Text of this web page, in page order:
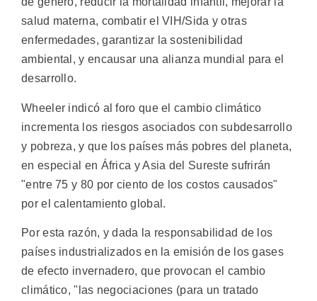
salud materna, combatir el VIH/Sida y otras
enfermedades, garantizar la sostenibilidad
ambiental, y encausar una alianza mundial para el
desarrollo.
Wheeler indicó al foro que el cambio climático
incrementa los riesgos asociados con subdesarrollo
y pobreza, y que los países más pobres del planeta,
en especial en África y Asia del Sureste sufrirán
"entre 75 y 80 por ciento de los costos causados"
por el calentamiento global.
Por esta razón, y dada la responsabilidad de los
países industrializados en la emisión de los gases
de efecto invernadero, que provocan el cambio
climático, "las negociaciones (para un tratado